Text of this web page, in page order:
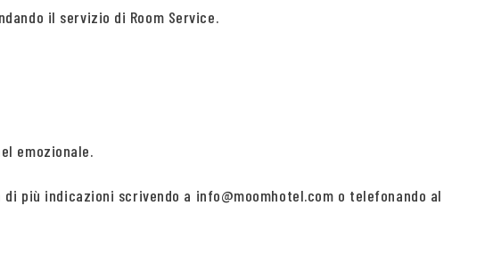
il servizio di Room Service.
emozionale.
di più indicazioni scrivendo a info@moomhotel.com o telefonando al